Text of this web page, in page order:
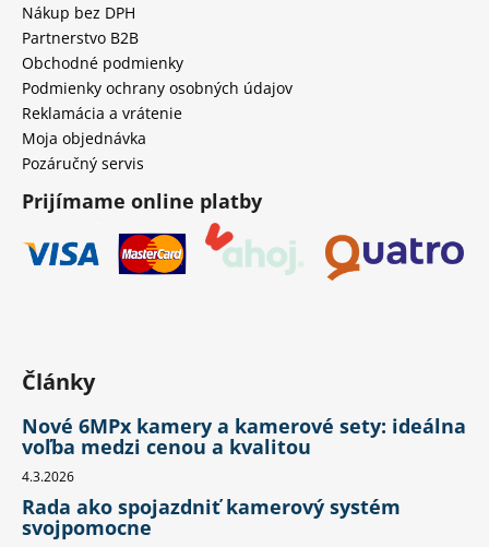
Nákup bez DPH
Partnerstvo B2B
Obchodné podmienky
Podmienky ochrany osobných údajov
Reklamácia a vrátenie
Moja objednávka
Pozáručný servis
Prijímame online platby
Články
Nové 6MPx kamery a kamerové sety: ideálna
voľba medzi cenou a kvalitou
4.3.2026
Rada ako spojazdniť kamerový systém
svojpomocne